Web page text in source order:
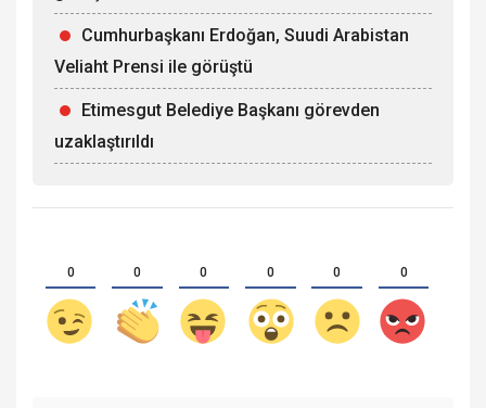
Cumhurbaşkanı Erdoğan, Suudi Arabistan
Veliaht Prensi ile görüştü
Etimesgut Belediye Başkanı görevden
uzaklaştırıldı
0 0 0 0 0 0